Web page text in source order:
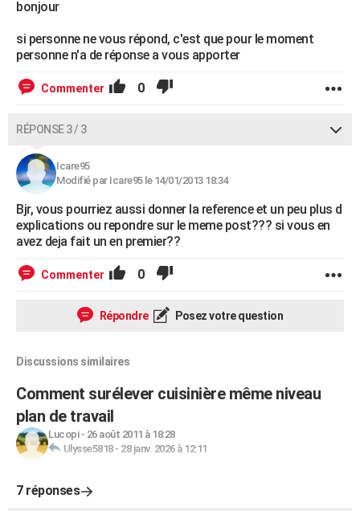
bonjour
si personne ne vous répond, c'est que pour le moment
personne n'a de réponse a vous apporter
Commenter 0
RÉPONSE 3 / 3
Icare95
Modifié par Icare95 le 14/01/2013 18:34
Bjr, vous pourriez aussi donner la reference et un peu plus d
explications ou repondre sur le meme post??? si vous en
avez deja fait un en premier??
Commenter 0
Répondre Posez votre question
Discussions similaires
Comment surélever cuisinière même niveau
plan de travail
Lucopi- 26 août 2011 à 18:28
Ulysse5818- 28 janv. 2026 à 12:11
7 réponses